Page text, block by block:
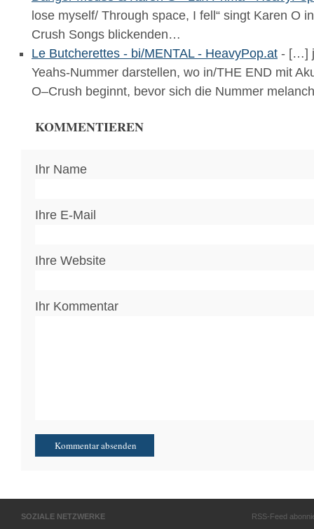
lose myself/ Through space, I fell“ singt Karen O
Crush Songs blickenden…
Le Butcherettes - bi/MENTAL - HeavyPop.at - […]
Yeahs-Nummer darstellen, wo in/THE END mit
O–Crush beginnt, bevor sich die Nummer
KOMMENTIEREN
Ihr Name
Ihre E-Mail
Ihre Website
Ihr Kommentar
SOZIALE NETZWERKE RSS-Feed